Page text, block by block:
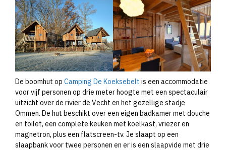
De boomhut op Camping De Koeksebelt is een accommodatie
voor vijf personen op drie meter hoogte met een spectaculair
uitzicht over de rivier de Vecht en het gezellige stadje
Ommen. De hut beschikt over een eigen badkamer met douche
en toilet, een complete keuken met koelkast, vriezer en
magnetron, plus een flatscreen-tv. Je slaapt op een
slaapbank voor twee personen en er is een slaapvide met drie